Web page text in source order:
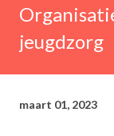
jeugdzorg
maart 01, 2023